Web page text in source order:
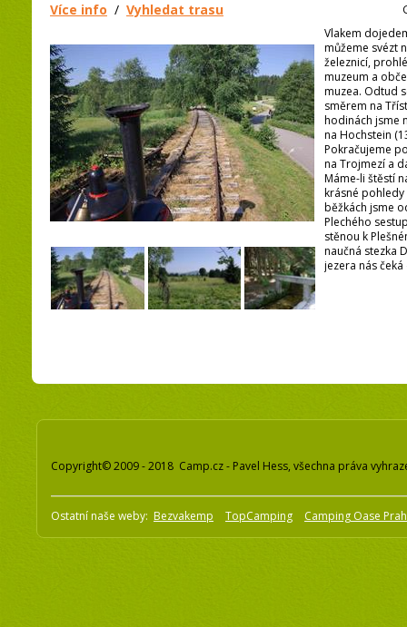
Více info / Vyhledat trasu
Vlakem
můžeme svézt
železnicí,
muzeum a
muzea. Odtud
směrem na
hodinách jsme
na Hochstein
Pokračujeme
na Trojmezí a
Máme-li štěstí
krásné
běžkách jsme
Plechého
stěnou k
naučná stezka
jezera nás
Copyright© 2009 - 2018 Camp.cz - Pavel Hess, všechna práva
Ostatní naše weby: Bezvakemp TopCamping Camping Oase